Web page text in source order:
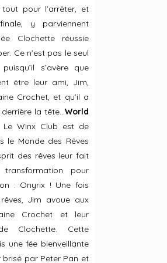
pour l’arrêter, et
y parviennent
Clochette réussie
Ce n’est pas le seul
s’avère que
être leur ami, Jim,
Crochet, et qu’il a
la tête… World
Le Winx Club est de
le Monde des Rêves
des rêves leur fait
transformation pour
: Onyrix ! Une fois
Jim avoue aux
Crochet et leur
Clochette. Cette
une fée bienveillante
brisé par Peter Pan et